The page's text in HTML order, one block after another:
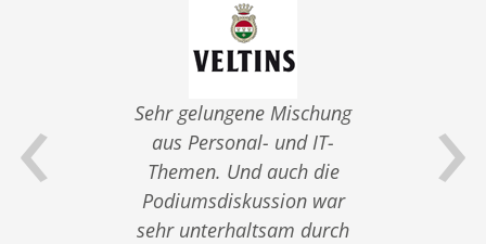
‹
Sehr gelungene Mischung
aus Personal- und IT-
Themen. Und auch die
Podiumsdiskussion war
sehr unterhaltsam durch
an
›